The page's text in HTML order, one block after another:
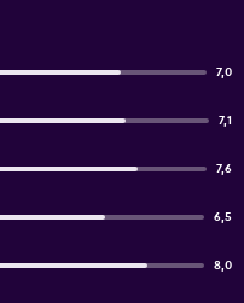
7,0
7,1
7,6
6,5
8,0